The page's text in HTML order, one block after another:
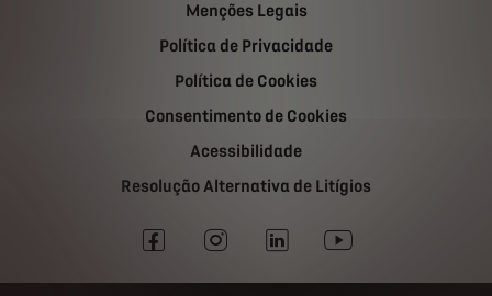
Menções Legais
Política de Privacidade
Política de Cookies
Consentimento de Cookies
Acessibilidade
Resolução Alternativa de Litígios